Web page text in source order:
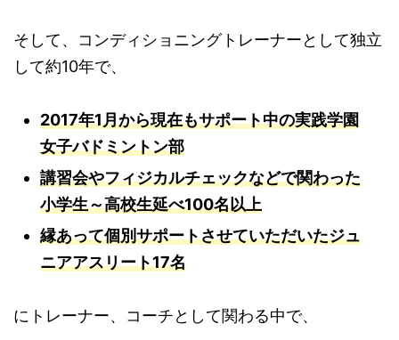
そして、コンディショニングトレーナーとして独立
して約10年で、
2017年1月から現在もサポート中の実践学園
女子バドミントン部
講習会やフィジカルチェックなどで関わった
小学生～高校生延べ100名以上
縁あって個別サポートさせていただいたジュ
ニアアスリート17名
にトレーナー、コーチとして関わる中で、